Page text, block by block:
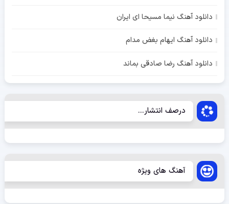
دانلود آهنگ نیما مسیحا ای ایران
دانلود آهنگ ایهام بغض مدام
دانلود آهنگ رضا صادقی بماند
درصف انتشار...
آهنگ های ویژه